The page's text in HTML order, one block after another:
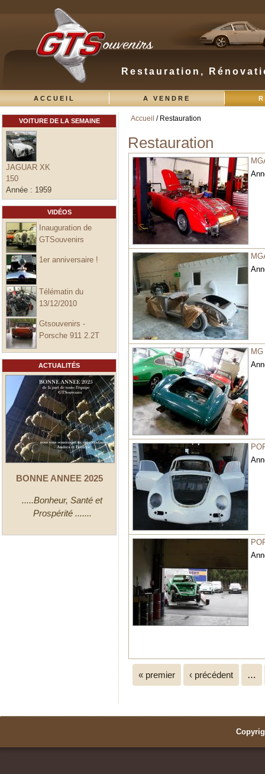
Restauration,
ACCUEIL A VENDRE
VOITURE DE LA SEMAINE
JAGUAR XK
150
Année : 1959
VIDÉOS
Inauguration de
GTSouvenirs
1er anniversaire !
Télématin du
13/12/2010
Gtsouvenirs -
Porsche 911 2.2T
ACTUALITÉS
BONNE ANNEE 2025
.....Bonheur, Santé et
Prospérité .......
Vous êtes ici
Accueil / Restauration
Restauration
MG
Pages
« premier ‹ précédent …